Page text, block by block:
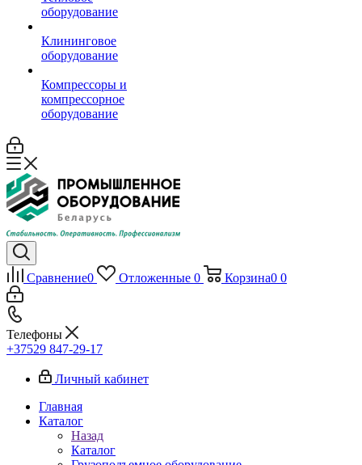
оборудование
Клининговое
оборудование
Компрессоры и
компрессорное
оборудование
Сравнение0 Отложенные 0 Корзина0 0
Телефоны
+37529 847-29-17‬
Личный кабинет
Главная
Каталог
Назад
Каталог